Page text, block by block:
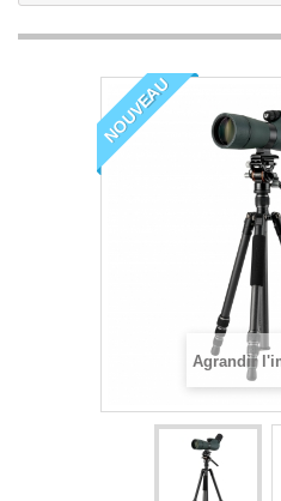
NOUVEAU
Agrandir